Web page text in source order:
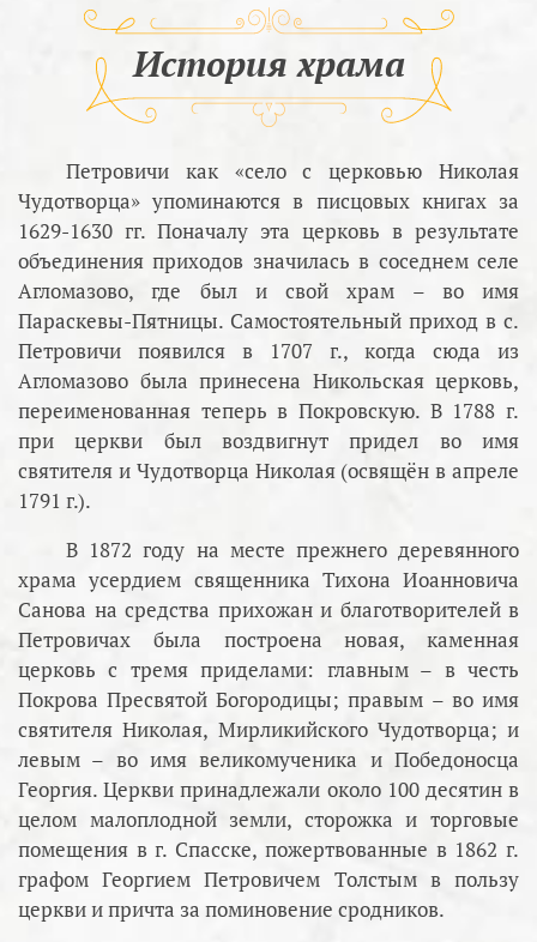
История храма
Петровичи как «село с церковью Николая
Чудотворца» упоминаются в писцовых книгах за
1629-1630 гг. Поначалу эта церковь в результате
объединения приходов значилась в соседнем селе
Агломазово, где был и свой храм – во имя
Параскевы-Пятницы. Самостоятельный приход в с.
Петровичи появился в 1707 г., когда сюда из
Агломазово была принесена Никольская церковь,
переименованная теперь в Покровскую. В 1788 г.
при церкви был воздвигнут придел во имя
святителя и Чудотворца Николая (освящён в апреле
1791 г.).
В 1872 году на месте прежнего деревянного
храма усердием священника Тихона Иоанновича
Санова на средства прихожан и благотворителей в
Петровичах была построена новая, каменная
церковь с тремя приделами: главным – в честь
Покрова Пресвятой Богородицы; правым – во имя
святителя Николая, Мирликийского Чудотворца; и
левым – во имя великомученика и Победоносца
Георгия. Церкви принадлежали около 100 десятин в
целом малоплодной земли, сторожка и торговые
помещения в г. Спасске, пожертвованные в 1862 г.
графом Георгием Петровичем Толстым в пользу
церкви и причта за поминовение сродников.